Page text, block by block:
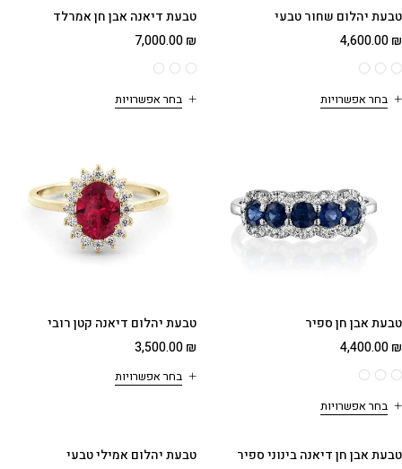
טבעת יהלום שחור טבעי
4,600.00₪
בחר אפשרויות
טבעת דיאנה אבן חן אמרלד
7,000.00₪
בחר אפשרויות
טבעת אבן חן ספיר
4,400.00₪
בחר אפשרויות
טבעת יהלום דיאנה קטן רובי
3,500.00₪
בחר אפשרויות
טבעת אבן חן דיאנה בינוני ספיר טבעת יהלום אמילי טבעי